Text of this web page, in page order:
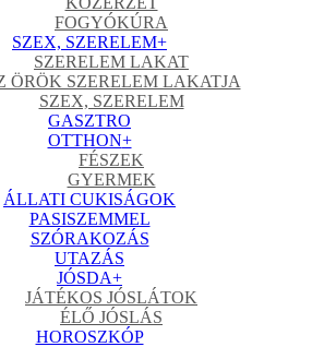
FOGYÓKÚRA
SZEX, SZERELEM+
SZERELEM LAKAT
ÖRÖK SZERELEM LAKATJA
SZEX, SZERELEM
GASZTRO
OTTHON+
FÉSZEK
GYERMEK
ÁLLATI CUKISÁGOK
PASISZEMMEL
SZÓRAKOZÁS
UTAZÁS
JÓSDA+
JÁTÉKOS JÓSLÁTOK
ÉLŐ JÓSLÁS
HOROSZKÓP